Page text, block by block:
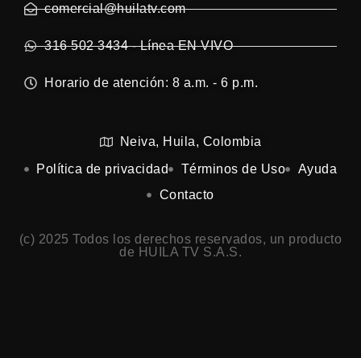
comercial@huilatv.com
316 502 3434 - Línea EN VIVO
Horario de atención: 8 a.m. - 6 p.m.
Neiva, Huila, Colombia
Política de privacidad
Términos de Uso
Ayuda
Contacto
(c) 2025 Todos los derechos reservados, un producto
de HUILA TV S.A.S.